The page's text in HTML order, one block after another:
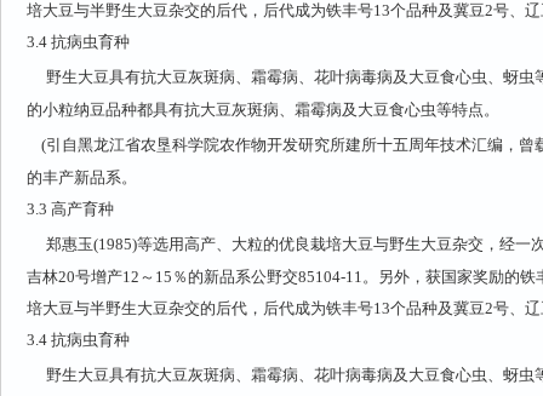
培大豆与半野生大豆杂交的后代，后代成为铁丰号13个品种及冀豆2号、
3.4 抗病虫育种
野生大豆具有抗大豆灰斑病、霜霉病、花叶病毒病及大豆食心虫、蚜
的小粒纳豆品种都具有抗大豆灰斑病、霜霉病及大豆食心虫等特点。
(引自黑龙江省农垦科学院农作物开发研究所建所十五周年技术汇编，曾
的丰产新品系。
3.3 高产育种
郑惠玉(1985)等选用高产、大粒的优良栽培大豆与野生大豆杂交，经一
吉林20号增产12～15％的新品系公野交85104-11。另外，获国家奖励的
培大豆与半野生大豆杂交的后代，后代成为铁丰号13个品种及冀豆2号、
3.4 抗病虫育种
野生大豆具有抗大豆灰斑病、霜霉病、花叶病毒病及大豆食心虫、蚜